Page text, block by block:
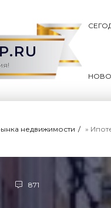
недвижимости »
871